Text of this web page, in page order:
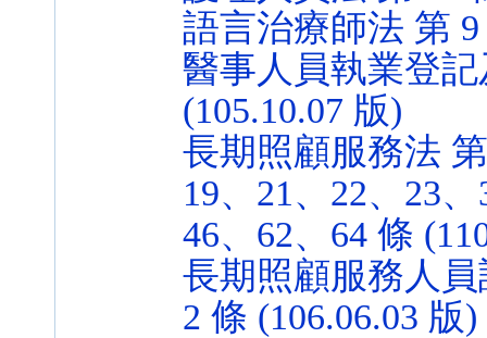
語言治療師法 第 9
醫事人員執業登
(105.10.07 版)
長期照顧服務法
19、21、22、23
46、62、64 條
長期照顧服務人
2 條 (106.06.03 版)